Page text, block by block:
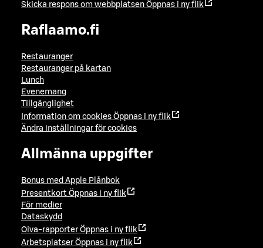
Skicka respons om webbplatsen Öppnas i ny flik
Raflaamo.fi
Restauranger
Restauranger på kartan
Lunch
Evenemang
Tillgänglighet
Information om cookies Öppnas i ny flik
Ändra inställningar för cookies
Allmänna uppgifter
Bonus med Apple Plånbok
Presentkort Öppnas i ny flik
För medier
Dataskydd
Oiva-rapporter Öppnas i ny flik
Arbetsplatser Öppnas i ny flik